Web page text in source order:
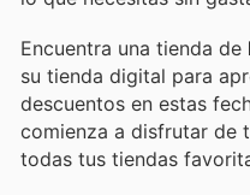
Encuentra una tienda de
su tienda digital para
descuentos en estas
comienza a disfrutar de
todas tus tiendas